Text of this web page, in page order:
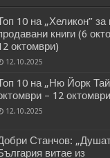
10 на „Хеликон” за
книги (6
октомври)
12.10.2025
10 на „Ню Йорк
– 12
12.10.2025
Станчов:
витае из